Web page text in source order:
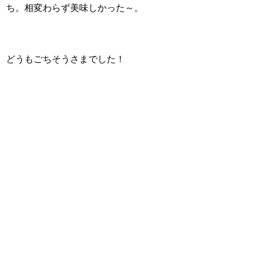
ち。相変わらず美味しかった～。
どうもごちそうさまでした！